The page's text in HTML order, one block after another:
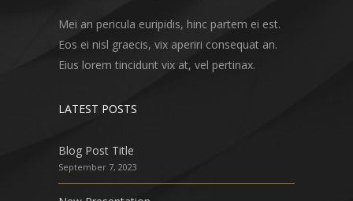
Mei an pericula euripidis, hinc partem ei est.
Eos ei nisl graecis, vix aperiri consequat an.
Eius lorem tincidunt vix at, vel pertinax.
LATEST POSTS
Blog Post Title
September 7, 2023